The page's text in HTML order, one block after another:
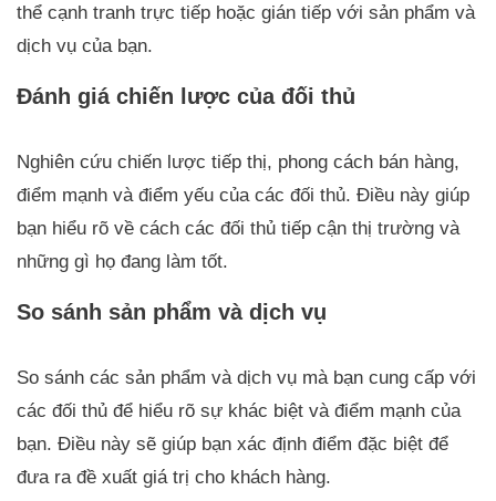
thể cạnh tranh trực tiếp hoặc gián tiếp với sản phẩm và
dịch vụ của bạn.
Đánh giá chiến lược của đối thủ
Nghiên cứu chiến lược tiếp thị, phong cách bán hàng,
điểm mạnh và điểm yếu của các đối thủ. Điều này giúp
bạn hiểu rõ về cách các đối thủ tiếp cận thị trường và
những gì họ đang làm tốt.
So sánh sản phẩm và dịch vụ
So sánh các sản phẩm và dịch vụ mà bạn cung cấp với
các đối thủ để hiểu rõ sự khác biệt và điểm mạnh của
bạn. Điều này sẽ giúp bạn xác định điểm đặc biệt để
đưa ra đề xuất giá trị cho khách hàng.